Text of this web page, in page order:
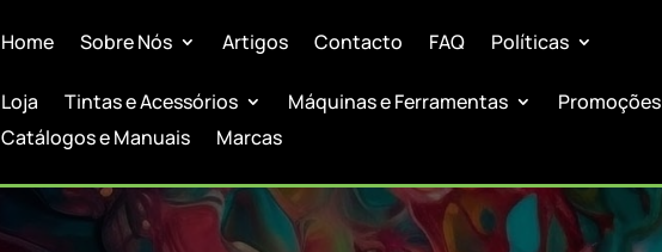
Home Sobre Nós Artigos Contacto FAQ Políticas
Loja Tintas e Acessórios Máquinas e Ferramentas
Promoções
Catálogos e Manuais
Marcas